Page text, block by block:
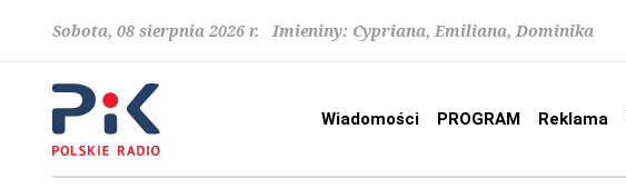
Sobota, 08 sierpnia 2026 r. Imieniny: Cypriana, Emiliana, Dominika
Wiadomości PROGRAM Reklama